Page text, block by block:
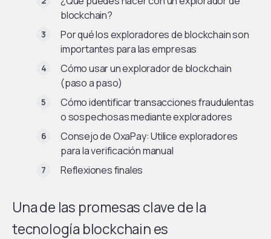
blockchain?
Por qué los exploradores de blockchain son
importantes para las empresas
Cómo usar un explorador de blockchain
(paso a paso)
Cómo identificar transacciones fraudulentas
o sospechosas mediante exploradores
Consejo de OxaPay: Utilice exploradores
para la verificación manual
Reflexiones finales
Una de las promesas clave de la
tecnología blockchain es